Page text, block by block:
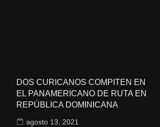
DOS CURICANOS COMPITEN EN
EL PANAMERICANO DE RUTA EN
REPÚBLICA DOMINICANA
agosto 13, 2021